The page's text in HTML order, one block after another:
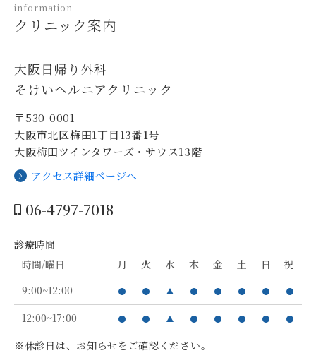
information
クリニック案内
大阪日帰り外科
そけいヘルニアクリニック
〒530-0001
大阪市北区梅田1丁目13番1号
大阪梅田ツインタワーズ・サウス13階
アクセス詳細ページへ
06-4797-7018
診療時間
時間/曜日
月 火 水 木 金 土 日
祝
9:00~12:00
12:00~17:00
※休診日は、お知らせをご確認ください。